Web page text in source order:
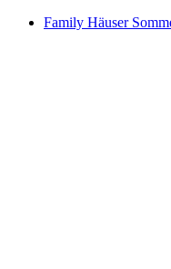
Family Häuser